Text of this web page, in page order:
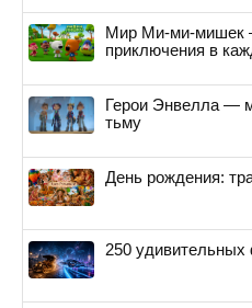
Мир Ми-ми-мишек
приключения в
Герои Энвелла —
тьму
День рождения:
250 удивительных